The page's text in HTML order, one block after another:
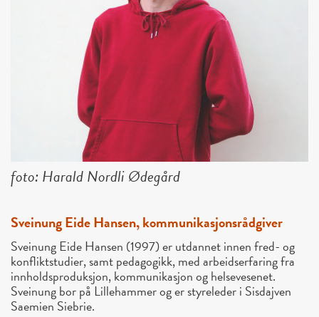
foto: Harald Nordli Ødegård
Sveinung Eide Hansen, kommunikasjonsrådgiver
Sveinung Eide Hansen (1997) er utdannet innen fred- og
konfliktstudier, samt pedagogikk, med arbeidserfaring fra
innholdsproduksjon, kommunikasjon og helsevesenet.
Sveinung bor på Lillehammer og er styreleder i Sisdajven
Saemien Siebrie.